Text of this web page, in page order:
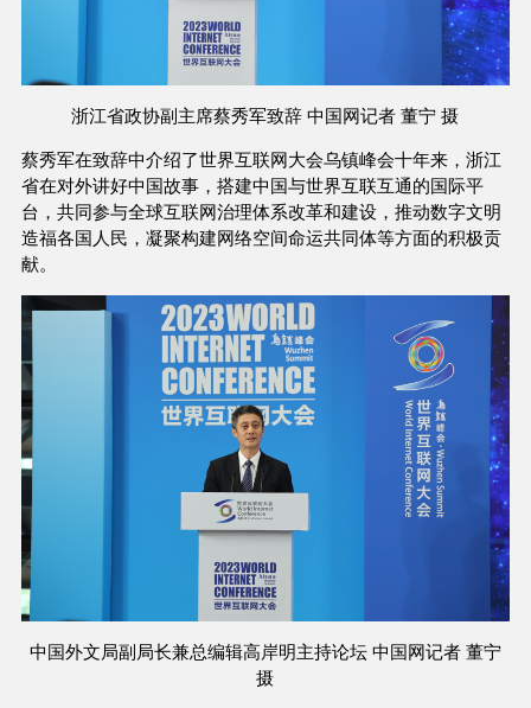
浙江省政协副主席蔡秀军致辞 中国网记者 董宁 摄
蔡秀军在致辞中介绍了世界互联网大会乌镇峰会十年来，浙江
省在对外讲好中国故事，搭建中国与世界互联互通的国际平
台，共同参与全球互联网治理体系改革和建设，推动数字文明
造福各国人民，凝聚构建网络空间命运共同体等方面的积极贡
献。
中国外文局副局长兼总编辑高岸明主持论坛 中国网记者 董宁
摄